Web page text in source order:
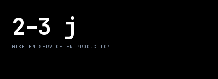
2–3 j
MISE EN SERVICE EN PRODUCTION